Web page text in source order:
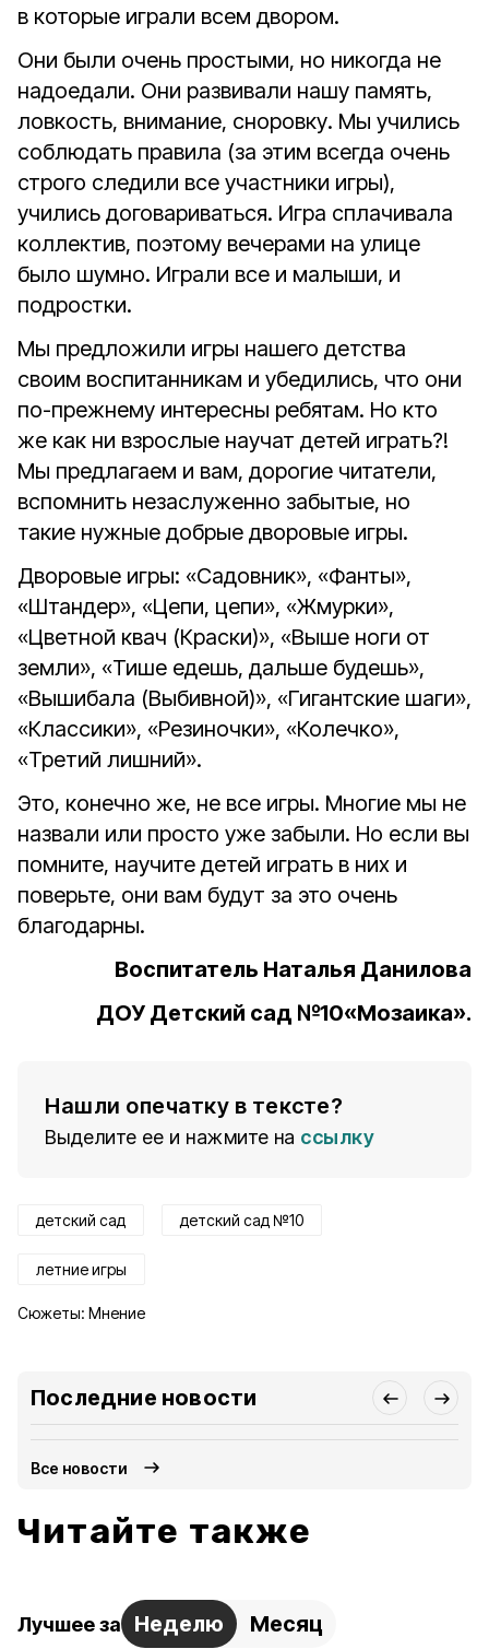
в которые играли всем двором.
Они были очень простыми, но никогда не
надоедали. Они развивали нашу память,
ловкость, внимание, сноровку. Мы учились
соблюдать правила (за этим всегда очень
строго следили все участники игры),
учились договариваться. Игра сплачивала
коллектив, поэтому вечерами на улице
было шумно. Играли все и малыши, и
подростки.
Мы предложили игры нашего детства
своим воспитанникам и убедились, что они
по-прежнему интересны ребятам. Но кто
же как ни взрослые научат детей играть?!
Мы предлагаем и вам, дорогие читатели,
вспомнить незаслуженно забытые, но
такие нужные добрые дворовые игры.
Дворовые игры: «Садовник», «Фанты»,
«Штандер», «Цепи, цепи», «Жмурки»,
«Цветной квач (Краски)», «Выше ноги от
земли», «Тише едешь, дальше будешь»,
«Вышибала (Выбивной)», «Гигантские шаги»,
«Классики», «Резиночки», «Колечко»,
«Третий лишний».
Это, конечно же, не все игры. Многие мы не
назвали или просто уже забыли. Но если вы
помните, научите детей играть в них и
поверьте, они вам будут за это очень
благодарны.
Воспитатель Наталья Данилова
ДОУ Детский сад №10«Мозаика».
Нашли опечатку в тексте?
Выделите ее и нажмите на ссылку
детский сад детский сад №10
летние игры
Сюжеты: Мнение
Последние новости
Все новости
Читайте также
Лучшее за Неделю Месяц